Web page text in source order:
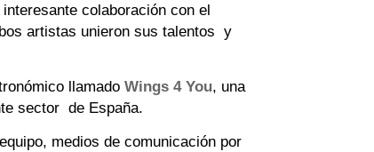
colaboración con el
artistas unieron sus talentos y
llamadoWings 4 You, una
sector de España.
medios de comunicación por